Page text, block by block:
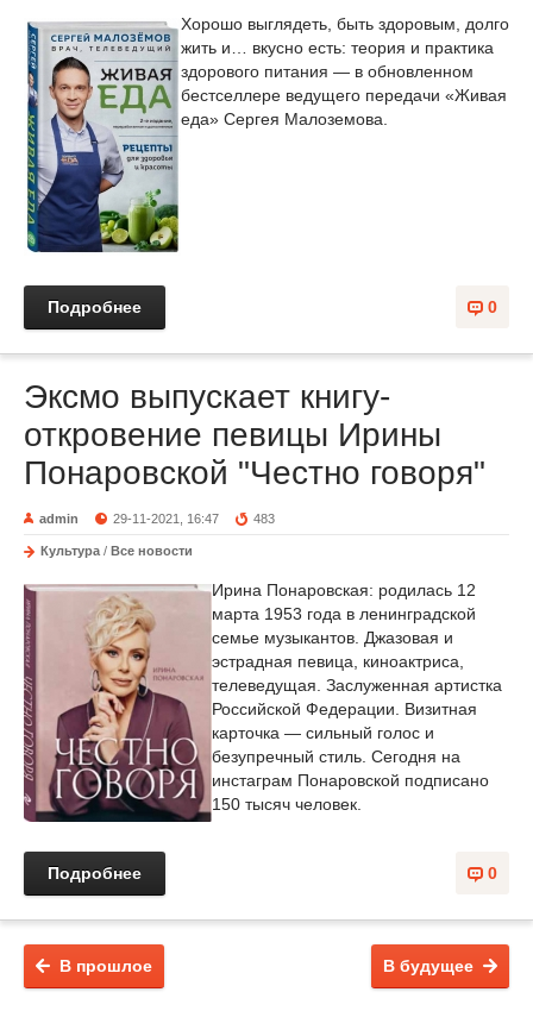
Хорошо выглядеть, быть здоровым, долго
жить и… вкусно есть: теория и практика
здорового питания — в обновленном
бестселлере ведущего передачи «Живая
еда» Сергея Малоземова.
0
Подробнее
Эксмо выпускает книгу-
откровение певицы Ирины
Понаровской "Честно говоря"
admin 29-11-2021, 16:47 483
Культура / Все новости
Ирина Понаровская: родилась 12
марта 1953 года в ленинградской
семье музыкантов. Джазовая и
эстрадная певица, киноактриса,
телеведущая. Заслуженная артистка
Российской Федерации. Визитная
карточка — сильный голос и
безупречный стиль. Сегодня на
инстаграм Понаровской подписано
150 тысяч человек.
0
Подробнее
В будущее
В прошлое